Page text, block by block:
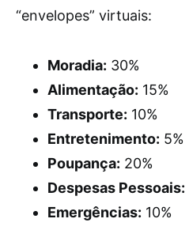
“envelopes” virtuais:
Moradia: 30%
Alimentação: 15%
Transporte: 10%
Entretenimento: 5%
Poupança: 20%
Despesas Pessoais:
Emergências: 10%